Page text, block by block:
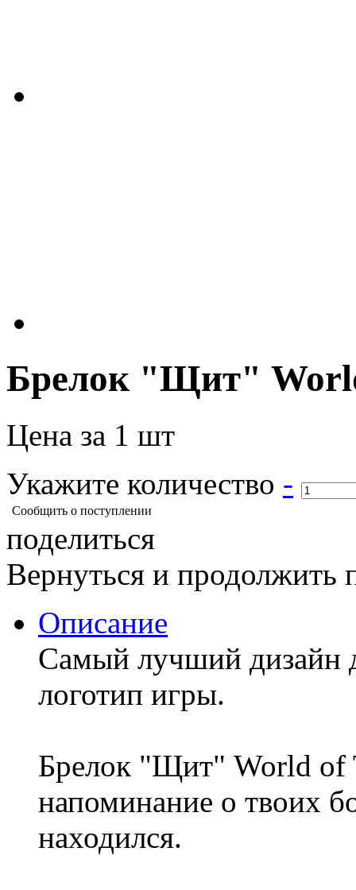
Брелок "Щит"
Цена за 1 шт
Укажите количество -
Сообщить о поступлении
поделиться
Вернуться и продолжить
Описание
Самый лучший дизайн
логотип игры.
Брелок "Щит" World of
напоминание о твоих
находился.